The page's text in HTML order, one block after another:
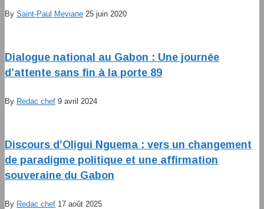
By Saint-Paul Meviane 25 juin 2020
Dialogue national au Gabon : Une journée
d’attente sans fin à la porte 89
By Redac chef 9 avril 2024
Discours d’Oligui Nguema : vers un changement
de paradigme politique et une affirmation
souveraine du Gabon
By Redac chef 17 août 2025